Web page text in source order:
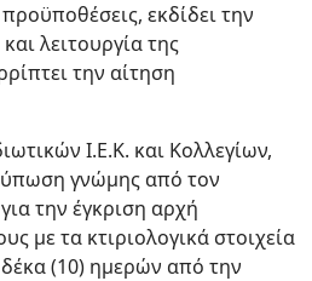
εκδίδει την
λειτουργία της
την αίτηση
Ι.Ε.Κ. και Κολλεγίων,
γνώμης από τον
την έγκριση αρχή
με τα κτιριολογικά στοιχεία
(10) ημερών από την